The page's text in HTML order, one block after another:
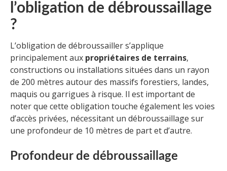
l’obligation de débroussaillage
?
L’obligation de débroussailler s’applique
principalement aux propriétaires de terrains,
constructions ou installations situées dans un rayon
de 200 mètres autour des massifs forestiers, landes,
maquis ou garrigues à risque. Il est important de
noter que cette obligation touche également les voies
d’accès privées, nécessitant un débroussaillage sur
une profondeur de 10 mètres de part et d’autre.
Profondeur de débroussaillage